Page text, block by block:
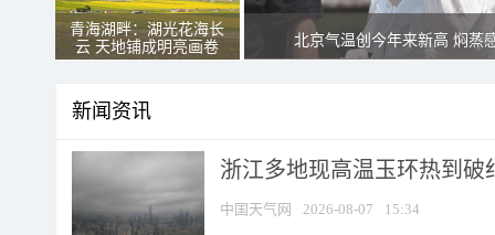
青海湖畔：湖光花海长
云 天地铺成明亮画卷
北京气温创今年来新高 焖蒸
新闻资讯
浙江多地现高温玉环热到破
中国天气网 2026-08-07 15:34